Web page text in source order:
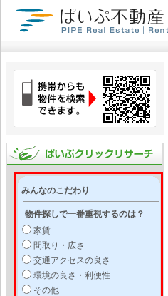
みんなのこだわり
物件探しで一番重視するのは？
家賃
間取り・広さ
交通アクセスの良さ
環境の良さ・利便性
その他